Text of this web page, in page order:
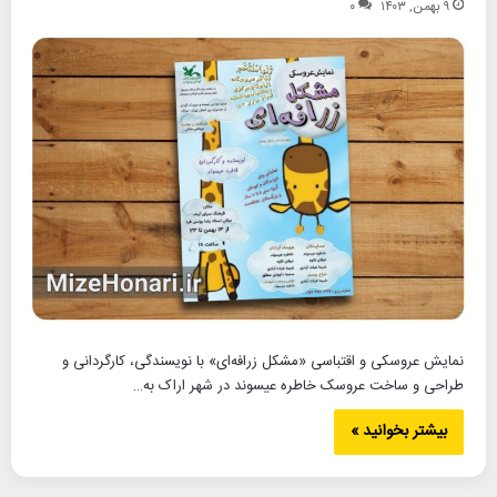
۹ بهمن, ۱۴۰۳ ۰
نمایش عروسکی و اقتباسی «مشکل زرافه‌ای» با نویسندگی، کارگردانی و
طراحی و ساخت عروسک خاطره عیسوند در شهر اراک به…
بیشتر بخوانید »